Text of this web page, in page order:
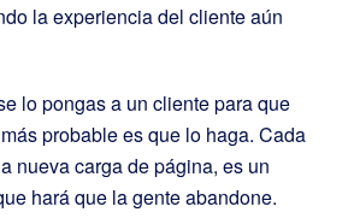
la experiencia del cliente aún
lo pongas a un cliente para que
probable es que lo haga. Cada
nueva carga de página, es un
hará que la gente abandone.